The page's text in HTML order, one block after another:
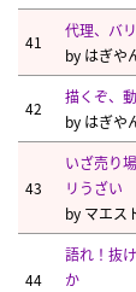
41
代理、バ
by はぎや
42
描くぞ、
by はぎや
43
いざ売り
リうざい
by マエス
44
語れ！抜
か